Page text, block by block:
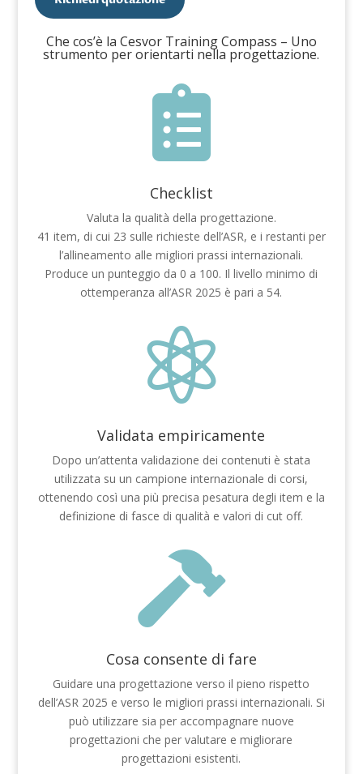
Che cos’è la Cesvor Training Compass – Uno
strumento per orientarti nella progettazione.

Checklist
Valuta la qualità della progettazione.
41 item, di cui 23 sulle richieste dell’ASR, e i restanti per
l’allineamento alle migliori prassi internazionali.
Produce un punteggio da 0 a 100. Il livello minimo di
ottemperanza all’ASR 2025 è pari a 54.

Validata empiricamente
Dopo un’attenta validazione dei contenuti è stata
utilizzata su un campione internazionale di corsi,
ottenendo così una più precisa pesatura degli item e la
definizione di fasce di qualità e valori di cut off.

Cosa consente di fare
Guidare una progettazione verso il pieno rispetto
dell’ASR 2025 e verso le migliori prassi internazionali. Si
può utilizzare sia per accompagnare nuove
progettazioni che per valutare e migliorare
progettazioni esistenti.